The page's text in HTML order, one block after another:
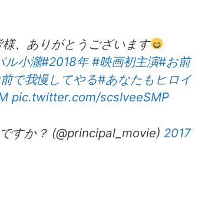
、ありがとうございます
ル小瀧#2018年 #映画初主演#お前
で我慢してやる#あなたもヒロイ
pic.twitter.com/scsIveeSMP
すか？ (@principal_movie) 2017